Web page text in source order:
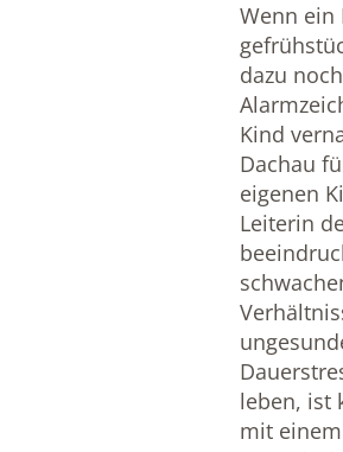
Wenn ein
dazu
Kind
Dachau
eigenen
Leiterin
leben, ist
mit